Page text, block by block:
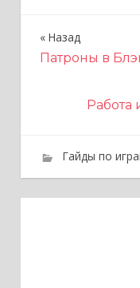
Н
г
а
Назад
Патроны в
Работа
Гайды по